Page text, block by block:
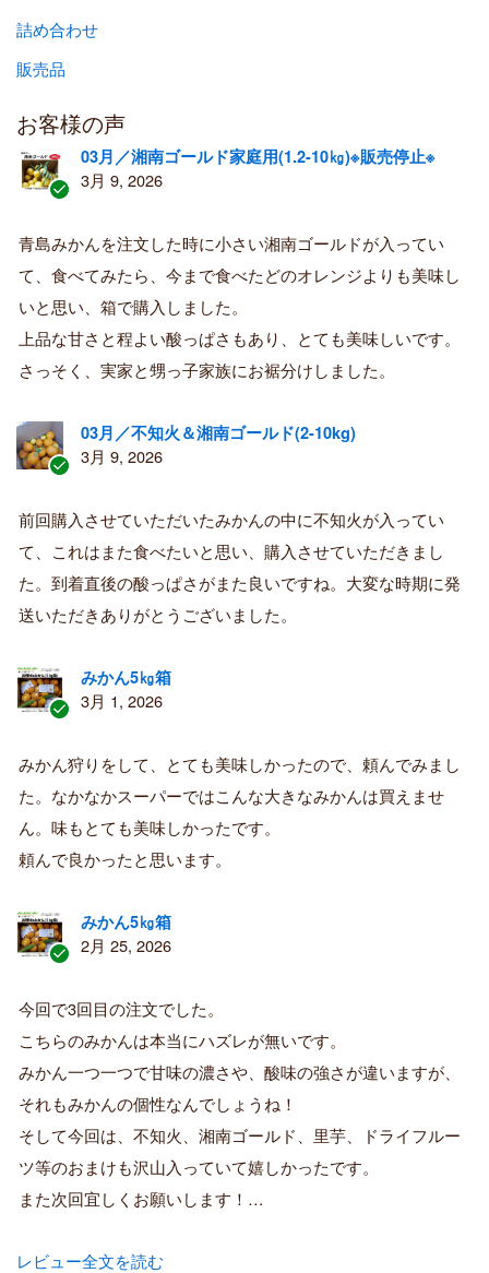
詰め合わせ
販売品
お客様の声
証
済
み
購
者
03月／湘南ゴールド家庭用(1.2-10㎏)※販売停止※
3月 9, 2026
青島みかんを注文した時に小さい湘南ゴールドが入ってい
て、食べてみたら、今まで食べたどのオレンジよりも美味し
いと思い、箱で購入しました。
上品な甘さと程よい酸っぱさもあり、とても美味しいです。
さっそく、実家と甥っ子家族にお裾分けしました。
証
済
み
購
者
03月／不知火＆湘南ゴールド(2-10kg)
3月 9, 2026
前回購入させていただいたみかんの中に不知火が入ってい
て、これはまた食べたいと思い、購入させていただきまし
た。到着直後の酸っぱさがまた良いですね。大変な時期に発
送いただきありがとうございました。
証
済
み
購
者
みかん5㎏箱
3月 1, 2026
みかん狩りをして、とても美味しかったので、頼んでみまし
た。なかなかスーパーではこんな大きなみかんは買えませ
ん。味もとても美味しかったです。
頼んで良かったと思います。
証
済
み
購
者
みかん5㎏箱
2月 25, 2026
今回で3回目の注文でした。
こちらのみかんは本当にハズレが無いです。
みかん一つ一つで甘味の濃さや、酸味の強さが違いますが、
それもみかんの個性なんでしょうね！
そして今回は、不知火、湘南ゴールド、里芋、ドライフルー
ツ等のおまけも沢山入っていて嬉しかったです。
また次回宜しくお願いします！…
レビュー全文を読む